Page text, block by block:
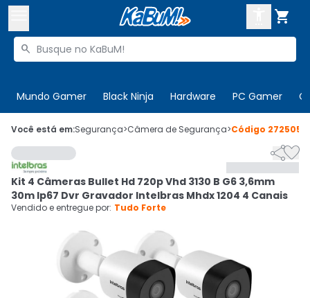

Buscar produtos

Mundo Gamer Black Ninja Hardware PC Gamer
 Olá. Acesse sua conta
 Departamentos
Cupons
Ativar tradutor em libras
CADASTRE-SE
Você está em:Segurança>Câmera de Segurança>Código 272505

Kit 4 Câmeras Bullet Hd 720p Vhd 3130 B G6 3,6mm
30m Ip67 Dvr Gravador Intelbras Mhdx 1204 4 Canais
Vendido e entregue por: Tudo Forte